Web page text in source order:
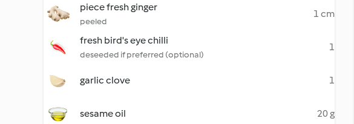
piece fresh ginger
peeled
1 cm
fresh bird's eye chilli
deseeded if preferred (optional)
1
garlic clove 1
sesame oil 20 g